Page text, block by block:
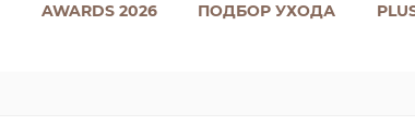
AWARDS 2026 ПОДБОР УХОДА